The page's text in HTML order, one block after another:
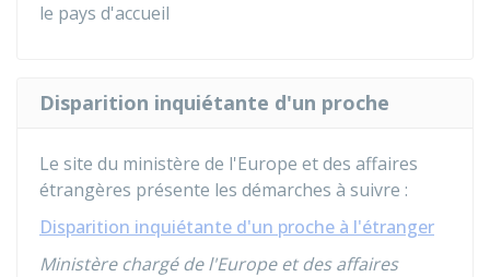
le pays d'accueil
Disparition inquiétante d'un proche
Le site du ministère de l'Europe et des affaires
étrangères présente les démarches à suivre :
Disparition inquiétante d'un proche à l'étranger
Ministère chargé de l'Europe et des affaires